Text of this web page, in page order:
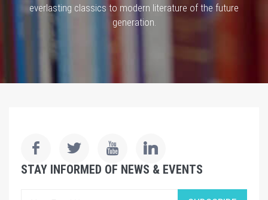
everlasting classics to modern literature of the future
generation.
STAY INFORMED OF NEWS & EVENTS